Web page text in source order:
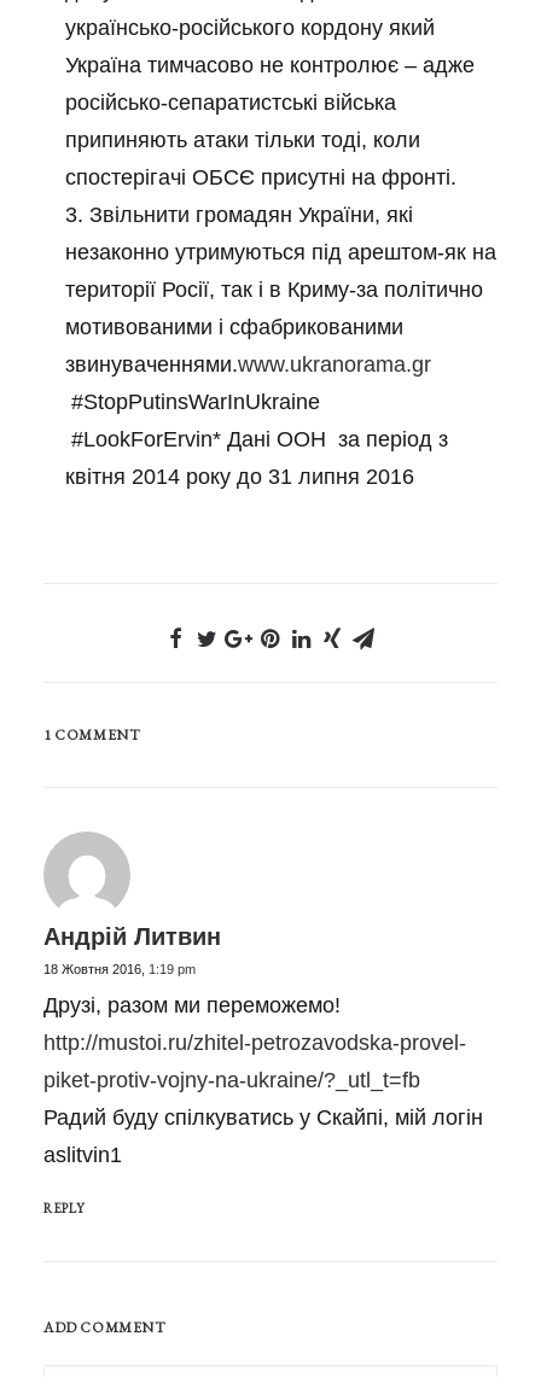
українсько-російського кордону який
Україна тимчасово не контролює – адже
російсько-сепаратистські війська
припиняють атаки тільки тоді, коли
спостерігачі ОБСЄ присутні на фронті.
3. Звільнити громадян України, які
незаконно утримуються під арештом-як на
території Росії, так і в Криму-за політично
мотивованими і сфабрикованими
звинуваченнями.www.ukranorama.gr
#StopPutinsWarInUkraine
#LookForErvin* Дані ООН за період з
квітня 2014 року до 31 липня 2016
1 COMMENT
Андрій Литвин
18 Жовтня 2016, 1:19 pm
Друзі, разом ми переможемо!
http://mustoi.ru/zhitel-petrozavodska-provel-
piket-protiv-vojny-na-ukraine/?_utl_t=fb
Радий буду спілкуватись у Скайпі, мій логін
aslitvin1
REPLY
ADD COMMENT